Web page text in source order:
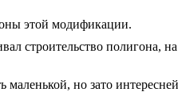
этой модификации.
строительство полигона,
но зато